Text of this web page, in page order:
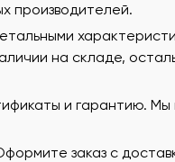
производителей.
на складе,
и гарантию.
заказ с